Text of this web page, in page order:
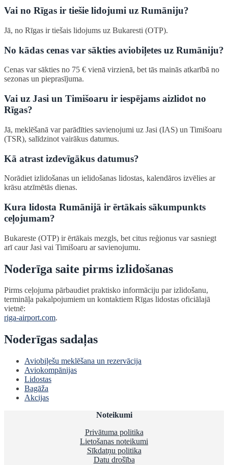
Vai no Rīgas ir tiešie lidojumi uz Rumāniju?
Jā, no Rīgas ir tiešais lidojums uz Bukaresti (OTP).
No kādas cenas var sākties aviobiļetes uz Rumāniju?
Cenas var sākties no 75 € vienā virzienā, bet tās mainās atkarībā no
sezonas un pieprasījuma.
Vai uz Jasi un Timišoaru ir iespējams aizlidot no
Rīgas?
Jā, meklēšanā var parādīties savienojumi uz Jasi (IAS) un Timišoaru
(TSR), salīdzinot vairākus datumus.
Kā atrast izdevīgākus datumus?
Norādiet izlidošanas un ielidošanas lidostas, kalendāros izvēlies ar
krāsu atzīmētās dienas.
Kura lidosta Rumānijā ir ērtākais sākumpunkts
ceļojumam?
Bukareste (OTP) ir ērtākais mezgls, bet citus reģionus var sasniegt
arī caur Jasi vai Timišoaru ar savienojumu.
Noderīga saite pirms izlidošanas
Pirms ceļojuma pārbaudiet praktisko informāciju par izlidošanu,
termināļa pakalpojumiem un kontaktiem Rīgas lidostas oficiālajā
vietnē:
riga-airport.com.
Noderīgas sadaļas
Aviobiļešu meklēšana un rezervācija
Aviokompānijas
Lidostas
Bagāža
Akcijas
Noteikumi
Privātuma politika
Lietošanas noteikumi
Sīkdatņu politika
Datu drošība